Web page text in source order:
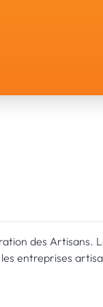
des Artisans.
entreprises